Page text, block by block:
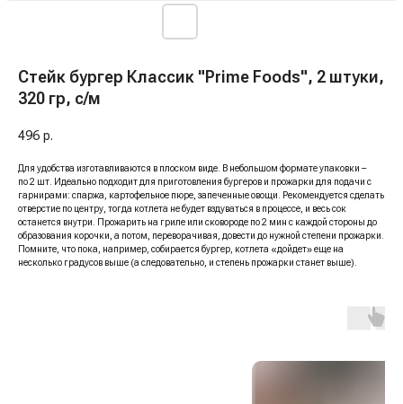
Стейк бургер Классик "Prime Foods", 2 штуки,
320 гр, с/м
496 р.
Для удобства изготавливаются в плоском виде. В небольшом формате упаковки –
по 2 шт. Идеально подходит для приготовления бургеров и прожарки для подачи с
гарнирами: спаржа, картофельное пюре, запеченные овощи. Рекомендуется сделать
отверстие по центру, тогда котлета не будет вздуваться в процессе, и весь сок
останется внутри. Прожарить на гриле или сковороде по 2 мин с каждой стороны до
образования корочки, а потом, переворачивая, довести до нужной степени прожарки.
Помните, что пока, например, собирается бургер, котлета «дойдет» еще на
несколько градусов выше (а следовательно, и степень прожарки станет выше).